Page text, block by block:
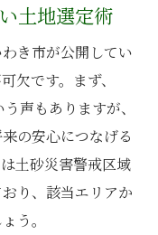
重要ポイント
ない地盤対策術
と確認する方法
産価値への影響
い土地選び
土地選定術
き市が公開してい
欠です。まず、
声もありますが、
の安心につなげる
土砂災害警戒区域
り、該当エリアか
う。